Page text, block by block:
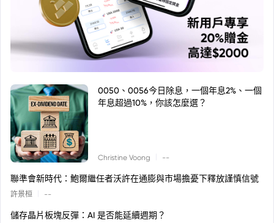
0050、0056今日除息，一個年息2%、一個
年息超過10%，你該怎麼選？
Christine Voong --
聯準會新時代：鮑爾繼任者沃許在通膨與市場擔憂下釋放謹慎信號
許景桓 --
儲存晶片板塊反彈：AI 是否能延續週期？